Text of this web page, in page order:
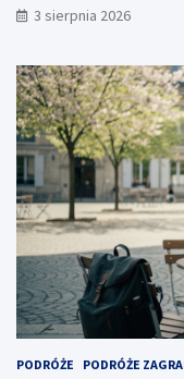
3 sierpnia 2026
PODRÓŻE PODRÓŻE